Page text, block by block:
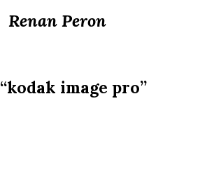
Renan Peron
“kodak image pro”